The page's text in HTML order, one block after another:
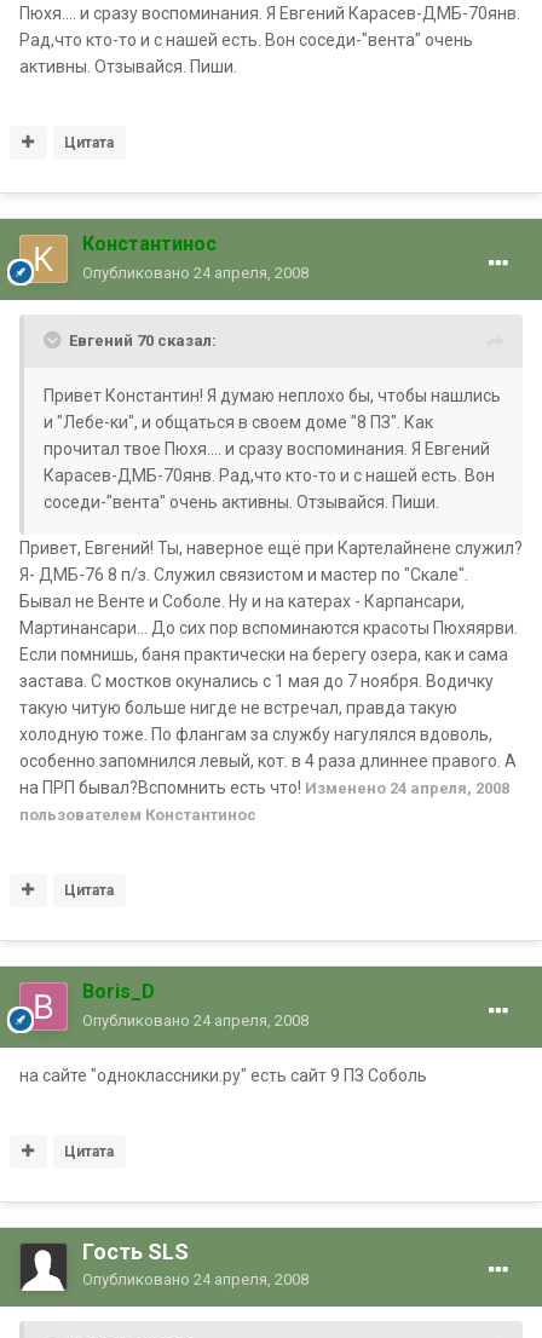
Пюхя.... и сразу воспоминания. Я Евгений Карасев-ДМБ-70янв.
Рад,что кто-то и с нашей есть. Вон соседи-"вента" очень
активны. Отзывайся. Пиши.
Цитата
Константинос
Опубликовано 24 апреля, 2008
Евгений 70 сказал:
Привет Константин! Я думаю неплохо бы, чтобы нашлись
и "Лебе-ки", и общаться в своем доме "8 ПЗ". Как
прочитал твое Пюхя.... и сразу воспоминания. Я Евгений
Карасев-ДМБ-70янв. Рад,что кто-то и с нашей есть. Вон
соседи-"вента" очень активны. Отзывайся. Пиши.
Привет, Евгений! Ты, наверное ещё при Картелайнене служил?
Я- ДМБ-76 8 п/з. Служил связистом и мастер по "Скале".
Бывал не Венте и Соболе. Ну и на катерах - Карпансари,
Мартинансари... До сих пор вспоминаются красоты Пюхяярви.
Если помнишь, баня практически на берегу озера, как и сама
застава. С мостков окунались с 1 мая до 7 ноября. Водичку
такую читую больше нигде не встречал, правда такую
холодную тоже. По флангам за службу нагулялся вдоволь,
особенно запомнился левый, кот. в 4 раза длиннее правого. А
на ПРП бывал?Вспомнить есть что! Изменено 24 апреля, 2008
пользователем Константинос
Цитата
Boris_D
Опубликовано 24 апреля, 2008
на сайте "одноклассники.ру" есть сайт 9 ПЗ Соболь
Цитата
Гость SLS
Опубликовано 24 апреля, 2008